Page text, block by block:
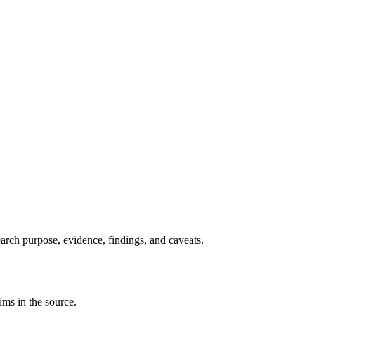
purpose, evidence, findings, and caveats.
in the source.